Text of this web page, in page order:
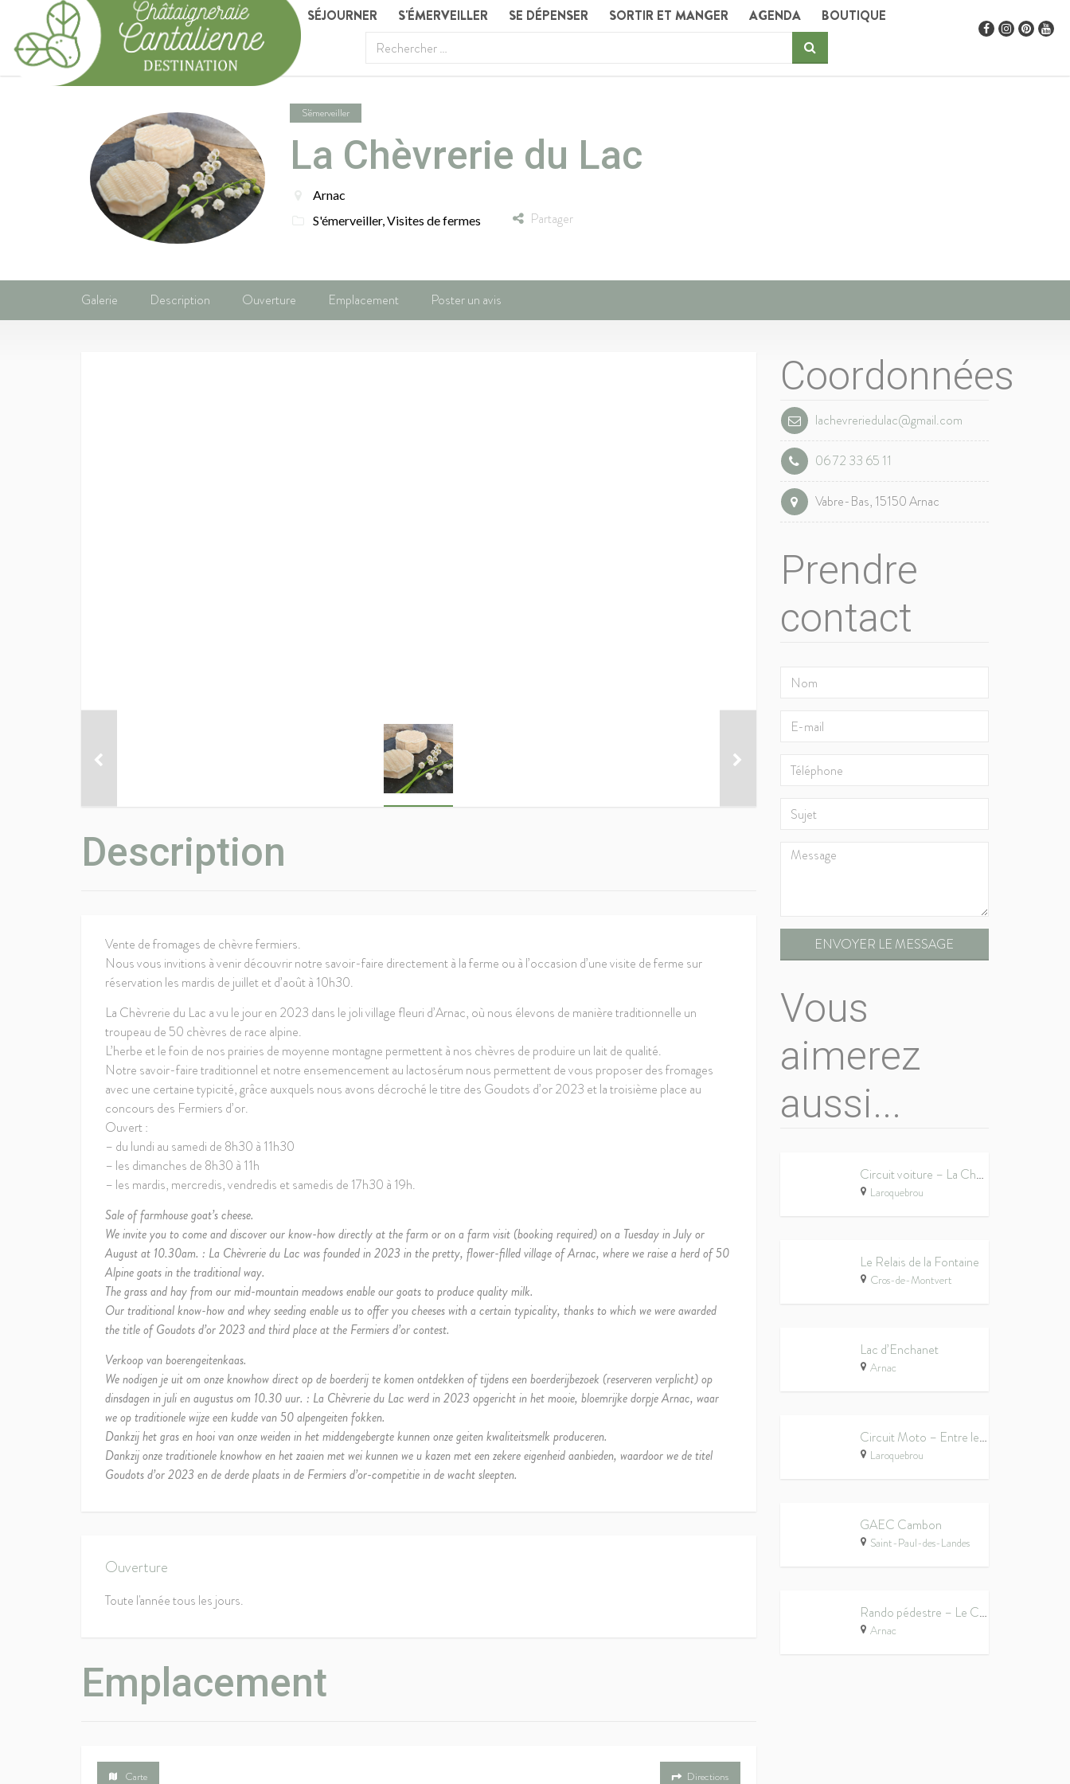
SÉJOURNER S'ÉMERVEILLER SE DÉPENSER SORTIR ET MANGER AGENDA BOUTIQUE
S'émerveiller
La Chèvrerie du Lac
Arnac
S'émerveiller,Visites de fermes Partager
Galerie Description Ouverture Emplacement Poster un avis
Description
Vente de fromages de chèvre fermiers.
Nous vous invitions à venir découvrir notre savoir-faire directement à la ferme ou à l’occasion d’une visite de ferme sur
réservation les mardis de juillet et d’août à 10h30.
La Chèvrerie du Lac a vu le jour en 2023 dans le joli village fleuri d’Arnac, où nous élevons de manière traditionnelle un
troupeau de 50 chèvres de race alpine.
L’herbe et le foin de nos prairies de moyenne montagne permettent à nos chèvres de produire un lait de qualité.
Notre savoir-faire traditionnel et notre ensemencement au lactosérum nous permettent de vous proposer des fromages
avec une certaine typicité, grâce auxquels nous avons décroché le titre des Goudots d’or 2023 et la troisième place au
concours des Fermiers d’or.
Ouvert :
– du lundi au samedi de 8h30 à 11h30
– les dimanches de 8h30 à 11h
– les mardis, mercredis, vendredis et samedis de 17h30 à 19h.
Sale of farmhouse goat’s cheese.
We invite you to come and discover our know-how directly at the farm or on a farm visit (booking required) on a Tuesday in July or
August at 10.30am. : La Chèvrerie du Lac was founded in 2023 in the pretty, flower-filled village of Arnac, where we raise a herd of 50
Alpine goats in the traditional way.
The grass and hay from our mid-mountain meadows enable our goats to produce quality milk.
Our traditional know-how and whey seeding enable us to offer you cheeses with a certain typicality, thanks to which we were awarded
the title of Goudots d’or 2023 and third place at the Fermiers d’or contest.
Verkoop van boerengeitenkaas.
We nodigen je uit om onze knowhow direct op de boerderij te komen ontdekken of tijdens een boerderijbezoek (reserveren verplicht) op
dinsdagen in juli en augustus om 10.30 uur. : La Chèvrerie du Lac werd in 2023 opgericht in het mooie, bloemrijke dorpje Arnac, waar
we op traditionele wijze een kudde van 50 alpengeiten fokken.
Dankzij het gras en hooi van onze weiden in het middengebergte kunnen onze geiten kwaliteitsmelk produceren.
Dankzij onze traditionele knowhow en het zaaien met wei kunnen we u kazen met een zekere eigenheid aanbieden, waardoor we de titel
Goudots d’or 2023 en de derde plaats in de Fermiers d’or-competitie in de wacht sleepten.
Ouverture
Toute l'année tous les jours.
Emplacement
Carte Directions
Coordonnées
lachevreriedulac@gmail.com
06 72 33 65 11
Vabre-Bas, 15150 Arnac
Prendre
contact
ENVOYER LE MESSAGE
Vous
aimerez
aussi...
Circuit voiture – La Châtaigneraie des Lacs
Laroquebrou
Le Relais de la Fontaine
Cros-de-Montvert
Lac d’Enchanet
Arnac
Circuit Moto – Entre les lacs de la Châtaigneraie
Laroquebrou
GAEC Cambon
Saint-Paul-des-Landes
Rando pédestre – Le Chemin des Pradelles
Arnac